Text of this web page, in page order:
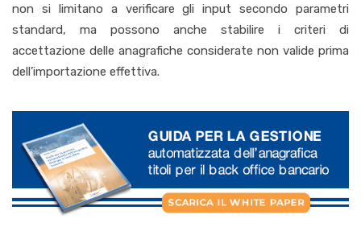
non si limitano a verificare gli input secondo parametri
standard, ma possono anche stabilire i criteri di
accettazione delle anagrafiche considerate non valide prima
dell’importazione effettiva.